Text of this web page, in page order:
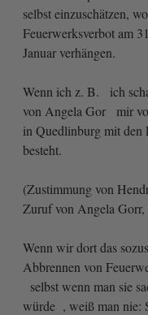
selbst einzuschätzen,
Feuerwerksverbot am
Januar verhängen.
Wenn ich z. B. ich
von Angela Gor mir
in Quedlinburg mit den
besteht.
(Zustimmung von
Zuruf von Angela
Wenn wir dort das
Abbrennen von
selbst wenn man sie
würde , weiß man nie: